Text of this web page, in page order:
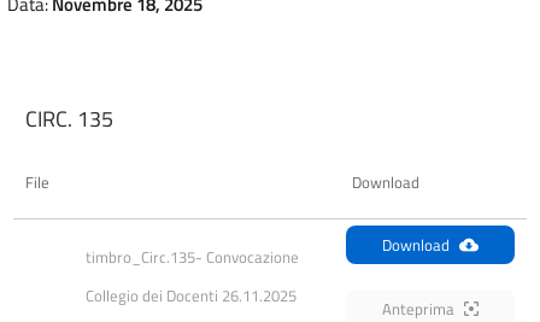
CIRC. 135
File Download
timbro_Circ.135- Convocazione
Collegio dei Docenti 26.11.2025
Download
Anteprima